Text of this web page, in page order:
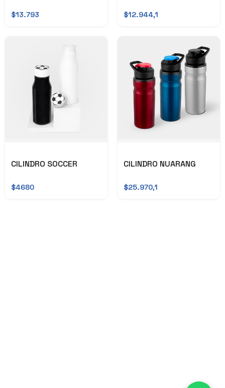
$13.793 $12.944,1
CILINDRO SOCCER
$4680
CILINDRO NUARANG
$25.970,1